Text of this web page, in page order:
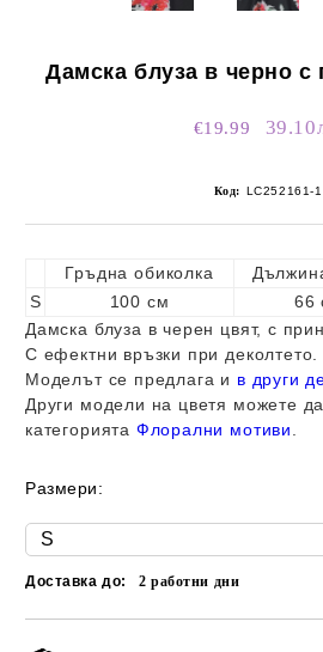
Дамска блуза в черно с
€19.99
Код: LC252161-1
Гръдна обиколка
S
100 см 66
Дамска блуза в черен цвят, с
С ефектни връзки при деколтето.
Моделът се предлага и в други
Други модели на цветя можете
категорията Флорални мотиви
Размери:
Доставка до: 2работни дни